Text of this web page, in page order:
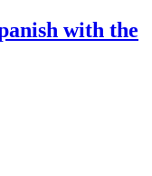
with the